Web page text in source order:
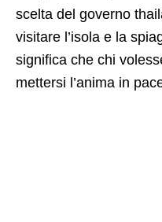
scelta del governo
visitare l’isola e la
significa che chi
mettersi l’anima in